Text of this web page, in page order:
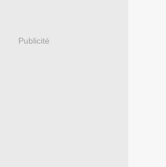
Publicité